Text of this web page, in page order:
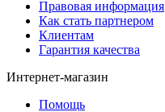
Правовая информация
Как стать партнером
Клиентам
Гарантия качества
Интернет-магазин
Помощь